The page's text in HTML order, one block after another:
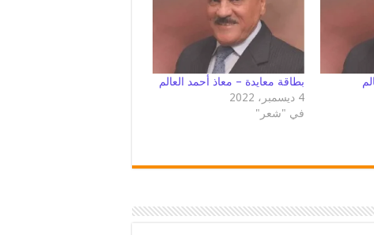
بطاقة معايدة – معاذ أحمد العالم
4 ديسمبر، 2022
في "شعر"